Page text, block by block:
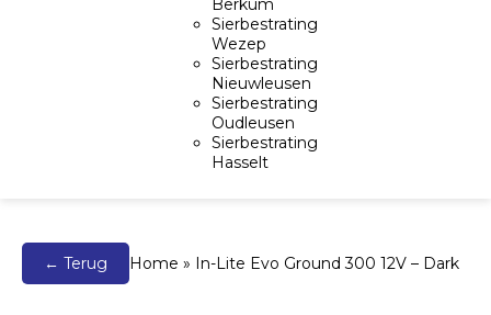
Berkum
Sierbestrating
Wezep
Sierbestrating
Nieuwleusen
Sierbestrating
Oudleusen
Sierbestrating
Hasselt
← Terug Home » In-Lite Evo Ground 300 12V – Dark